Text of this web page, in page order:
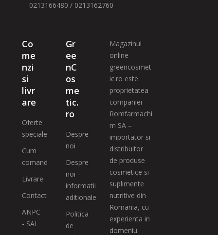
0213166480 / 0213162760
Co
me
nzi
si
livr
are
Oferte
speciale
Cum
comand
Livrare
Contact
ANPC
- SAL
Gr
ee
nC
os
me
tic.
ro
Despre
noi
Despre
noi –
informatii
aditionale
Politica
de
Magazinul
online
greencosmet
ic.ro este
proprietatea
companiei
Romfarmachi
m SA –
importator si
distribuitor
de produse
cosmetice si
suplimente
nutritive din
Romania, cu
experienta in
domeniu.